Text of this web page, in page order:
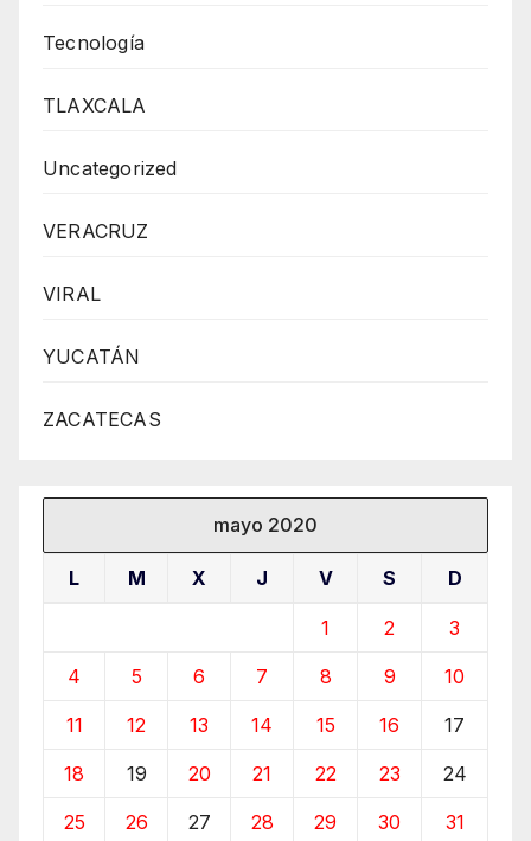
Tecnología
TLAXCALA
Uncategorized
VERACRUZ
VIRAL
YUCATÁN
ZACATECAS
mayo 2020
L M X J V S D
1 2 3
4 5 6 7 8 9 10
11 12 13 14 15 16 17
18 19 20 21 22 23 24
25 26 27 28 29 30 31